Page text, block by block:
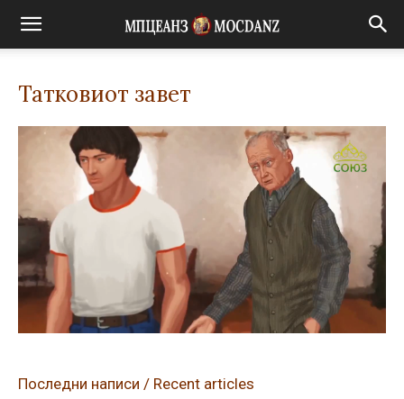
Татковиот завет
Последни написи / Recent articles